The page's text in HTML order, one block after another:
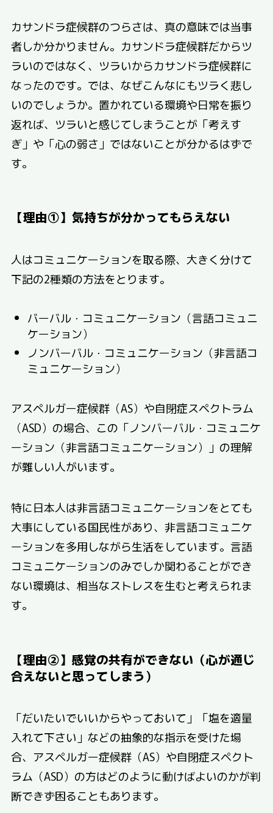
カサンドラ症候群のつらさは、真の意味では当事
者しか分かりません。カサンドラ症候群だからツ
ラいのではなく、ツラいからカサンドラ症候群に
なったのです。では、なぜこんなにもツラく悲し
いのでしょうか。置かれている環境や日常を振り
返れば、ツラいと感じてしまうことが「考えす
ぎ」や「心の弱さ」ではないことが分かるはずで
す。
【理由①】気持ちが分かってもらえない
人はコミュニケーションを取る際、大きく分けて
下記の2種類の方法をとります。
バーバル・コミュニケーション（言語コミュニ
ケーション）
ノンバーバル・コミュニケーション（非言語コ
ミュニケーション）
アスペルガー症候群（AS）や自閉症スペクトラム
（ASD）の場合、この「ノンバーバル・コミュニケ
ーション（非言語コミュニケーション）」の理解
が難しい人がいます。
特に日本人は非言語コミュニケーションをとても
大事にしている国民性があり、非言語コミュニケ
ーションを多用しながら生活をしています。言語
コミュニケーションのみでしか関わることができ
ない環境は、相当なストレスを生むと考えられま
す。
【理由②】感覚の共有ができない（心が通じ
合えないと思ってしまう）
「だいたいでいいからやっておいて」「塩を適量
入れて下さい」などの抽象的な指示を受けた場
合、アスペルガー症候群（AS）や自閉症スペクト
ラム（ASD）の方はどのように動けばよいのかが判
断できず困ることもあります。